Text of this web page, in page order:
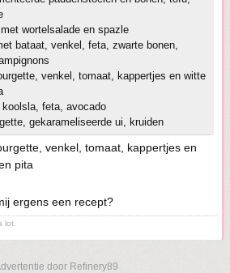
wortelsalade en spazle
bataat, venkel, feta, zwarte bonen,
venkel, tomaat, kappertjes en witte
feta, avocado
gekarameliseerde ui, kruiden
venkel, tomaat, kappertjes en
pita
ergens een recept?
lot.
door Refinery89